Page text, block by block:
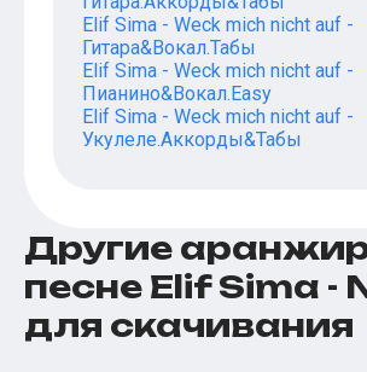
Elif Sima - Weck mich nicht auf -
Гитара&Вокал.Табы
Elif Sima - Weck mich nicht auf -
Пианино&Вокал.Easy
Elif Sima - Weck mich nicht auf -
Укулеле.Аккорды&Табы
Другие
песне Elif Sima -
для скачивания